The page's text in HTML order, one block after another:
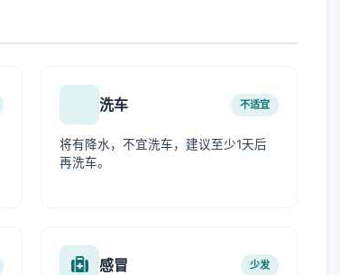
洗车 不适宜
将有降水，不宜洗车，建议至少1天后
再洗车。
感冒 少发